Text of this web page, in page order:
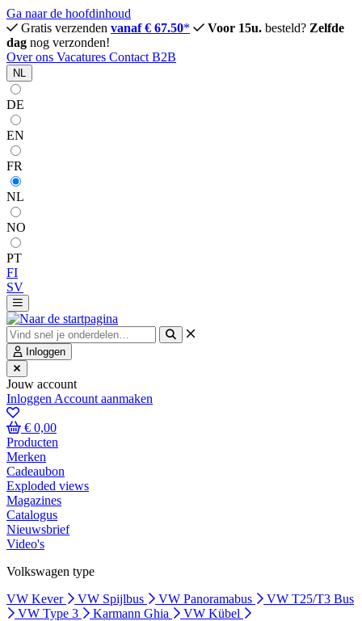
Ga naar de hoofdinhoud
Gratis verzenden vanaf € 67.50* Voor 15u. besteld? Zelfde
dag nog verzonden!
Over ons Vacatures Contact B2B
NL
DE
EN
FR
NL
NO
PT
FI
SV
Inloggen
Jouw account
Inloggen Account aanmaken
€ 0,00
Producten
Merken
Cadeaubon
Exploded views
Magazines
Catalogus
Nieuwsbrief
Video's
Volkswagen type
VW Kever
VW Spijlbus VW Panoramabus
VW T25/T3 Bus
VW Type 3
Karmann Ghia VW Kübel